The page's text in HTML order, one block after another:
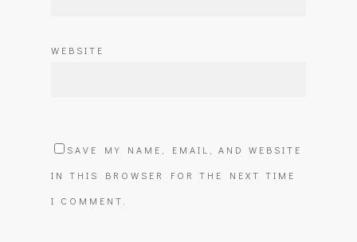
WEBSITE
SAVE MY NAME, EMAIL, AND WEBSITE
IN THIS BROWSER FOR THE NEXT TIME
I COMMENT.